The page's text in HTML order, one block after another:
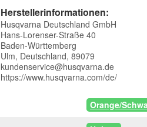
Herstellerinformationen:
Husqvarna Deutschland GmbH
Hans-Lorenser-Straße 40
Baden-Württemberg
Ulm, Deutschland, 89079
kundenservice@husqvarna.de
https://www.husqvarna.com/de/
Orange/